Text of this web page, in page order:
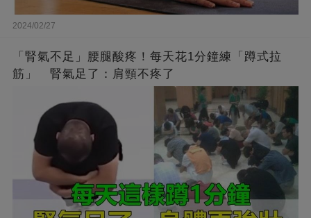
2024/02/27
「腎氣不足」腰腿酸疼！每天花1分鐘練「蹲式拉
筋」 腎氣足了：肩頸不疼了